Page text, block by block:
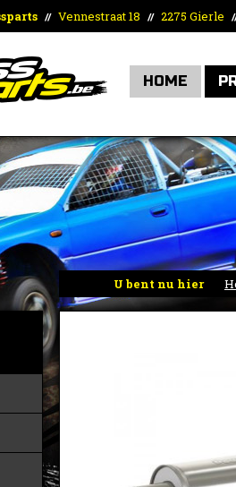
// Vennestraat 18 // 2275 Gierle
HOME
U bent nu hier